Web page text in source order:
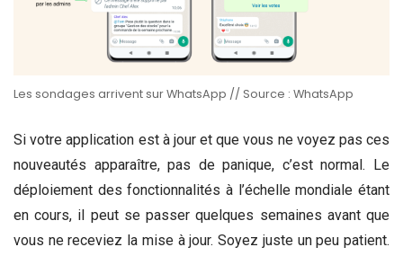
Les sondages arrivent sur WhatsApp // Source : WhatsApp
Si votre application est à jour et que vous ne voyez pas ces
nouveautés apparaître, pas de panique, c’est normal. Le
déploiement des fonctionnalités à l’échelle mondiale étant
en cours, il peut se passer quelques semaines avant que
vous ne receviez la mise à jour. Soyez juste un peu patient.